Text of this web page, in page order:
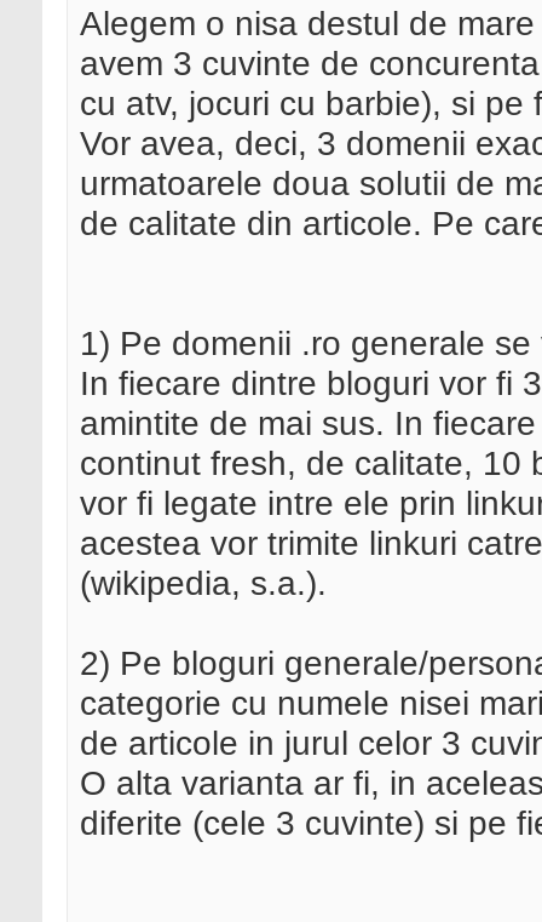
Alegem o nisa destul de
avem 3 cuvinte de
cu atv, jocuri cu barbie), si
Vor avea, deci, 3 domenii
urmatoarele doua solutii de
de calitate din articole. Pe
1) Pe domenii .ro generale
In fiecare dintre bloguri vor fi
amintite de mai sus. In
continut fresh, de calitate, 10
vor fi legate intre ele prin
acestea vor trimite linkuri
(wikipedia, s.a.).
2) Pe bloguri generale/
categorie cu numele nisei
de articole in jurul celor 3
O alta varianta ar fi, in
diferite (cele 3 cuvinte) si pe